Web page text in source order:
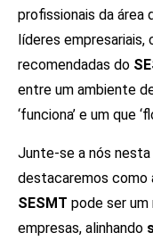
profissionais da área
líderes
recomendadas do
entre um ambiente
‘funciona’ e um que
Junte-se a nós
destacaremos como
SESMT pode ser
empresas, alinhando